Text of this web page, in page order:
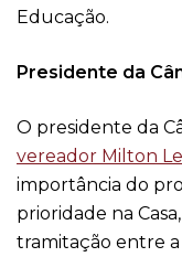
Educação.
Presidente da
O presidente da
vereador Milton
importância do
prioridade na
tramitação entre